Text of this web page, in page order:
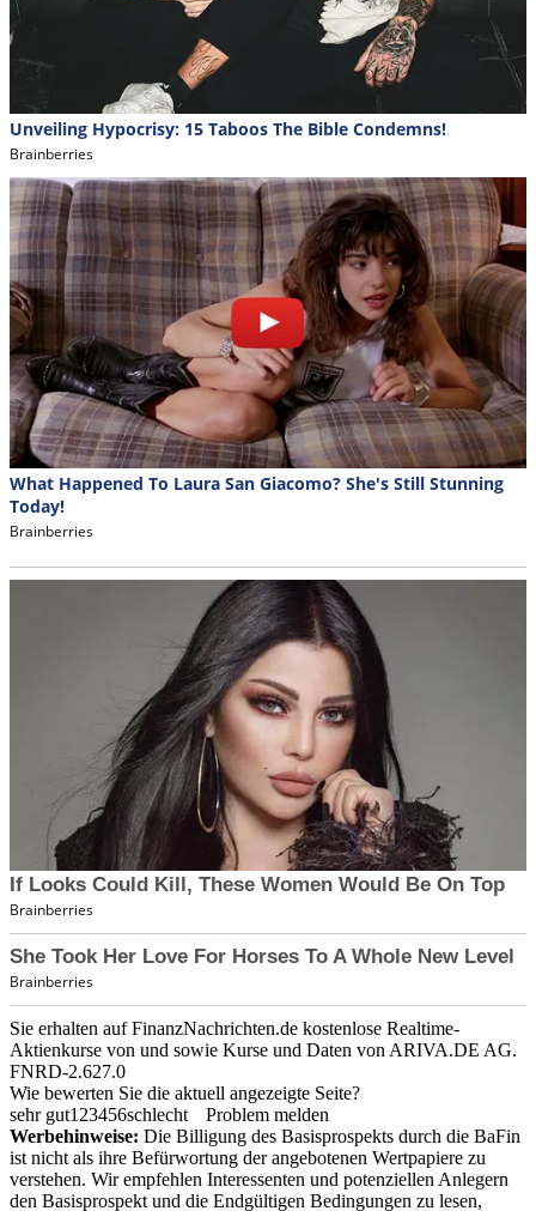
Sie erhalten auf FinanzNachrichten.de kostenlose Realtime-
Aktienkurse von und sowie Kurse und Daten vonARIVA.DE AG.
FNRD-2.627.0
Wie bewerten Sie die aktuell angezeigte Seite?
sehr gut123456schlecht
Problem melden
Werbehinweise: Die Billigung des Basisprospekts durch die BaFin
ist nicht als ihre Befürwortung der angebotenen Wertpapiere zu
verstehen. Wir empfehlen Interessenten und potenziellen Anlegern
den Basisprospekt und die Endgültigen Bedingungen zu lesen,